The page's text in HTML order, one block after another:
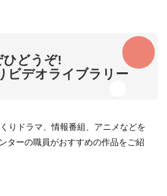
ひどうぞ!
ビデオライブラリー
りドラマ、情報番組、アニメなどを
ターの職員がおすすめの作品をご紹